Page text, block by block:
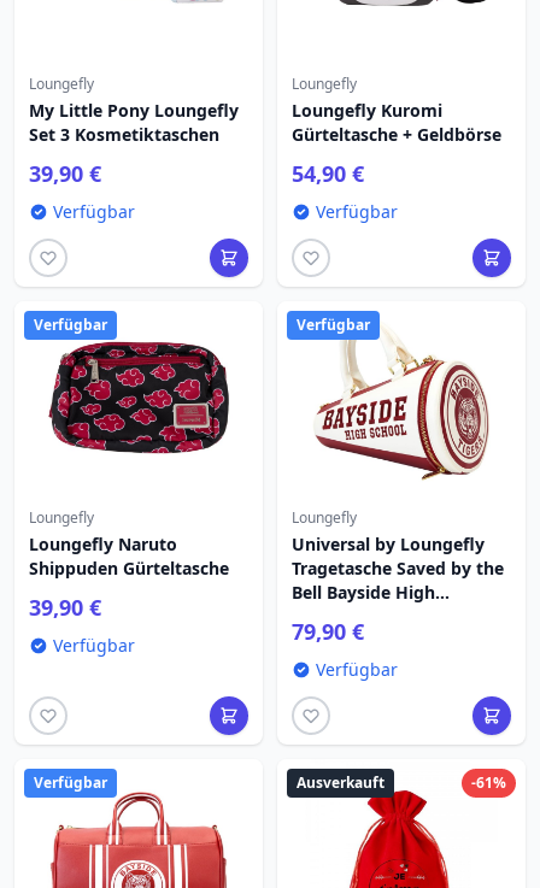
Loungefly
My Little Pony Loungefly
Set 3 Kosmetiktaschen
39,90 €
Verfügbar
Loungefly
Loungefly Kuromi
Gürteltasche + Geldbörse
54,90 €
Verfügbar
Verfügbar
Loungefly
Loungefly Naruto
Shippuden Gürteltasche
39,90 €
Verfügbar
Verfügbar
Loungefly
Universal by Loungefly
Tragetasche Saved by the
Bell Bayside High
79,90 €
Verfügbar
Verfügbar -61%
Ausverkauft